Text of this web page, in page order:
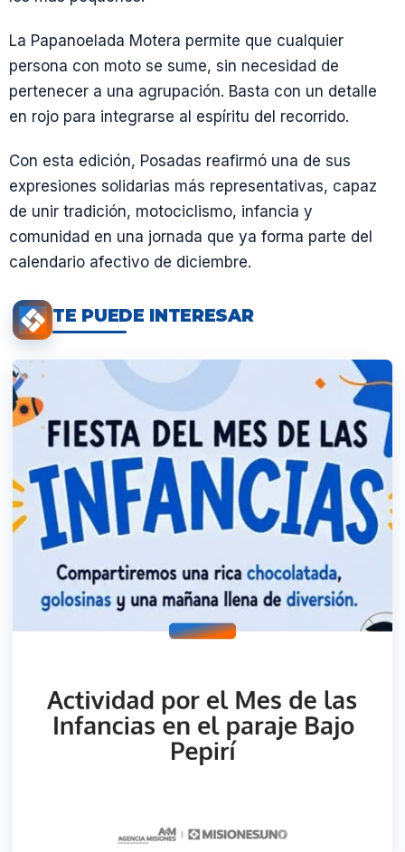
La Papanoelada Motera permite que cualquier
persona con moto se sume, sin necesidad de
pertenecer a una agrupación. Basta con un detalle
en rojo para integrarse al espíritu del recorrido.
Con esta edición, Posadas reafirmó una de sus
expresiones solidarias más representativas, capaz
de unir tradición, motociclismo, infancia y
comunidad en una jornada que ya forma parte del
calendario afectivo de diciembre.
TE PUEDE INTERESAR